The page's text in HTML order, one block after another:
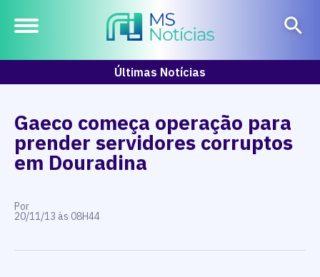
Últimas Notícias
Gaeco começa operação para
prender servidores corruptos
em Douradina
Por
20/11/13 às 08H44